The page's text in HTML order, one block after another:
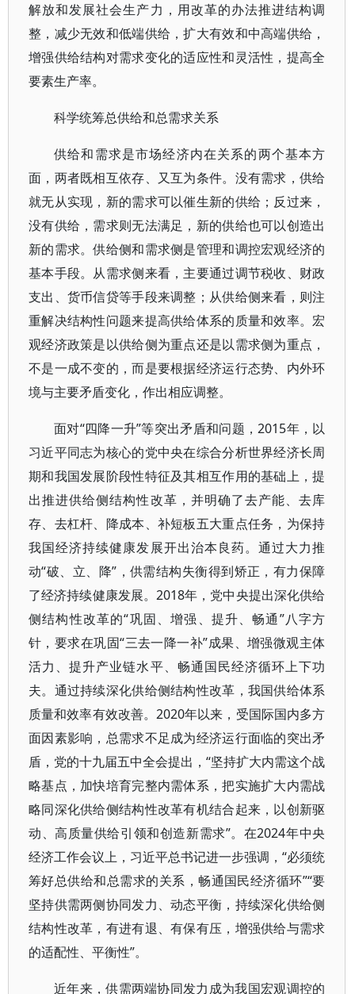
解放和发展社会生产力，用改革的办法推进结构调
整，减少无效和低端供给，扩大有效和中高端供给，
增强供给结构对需求变化的适应性和灵活性，提高全
要素生产率。
科学统筹总供给和总需求关系
供给和需求是市场经济内在关系的两个基本方
面，两者既相互依存、又互为条件。没有需求，供给
就无从实现，新的需求可以催生新的供给；反过来，
没有供给，需求则无法满足，新的供给也可以创造出
新的需求。供给侧和需求侧是管理和调控宏观经济的
基本手段。从需求侧来看，主要通过调节税收、财政
支出、货币信贷等手段来调整；从供给侧来看，则注
重解决结构性问题来提高供给体系的质量和效率。宏
观经济政策是以供给侧为重点还是以需求侧为重点，
不是一成不变的，而是要根据经济运行态势、内外环
境与主要矛盾变化，作出相应调整。
面对“四降一升”等突出矛盾和问题，2015年，以
习近平同志为核心的党中央在综合分析世界经济长周
期和我国发展阶段性特征及其相互作用的基础上，提
出推进供给侧结构性改革，并明确了去产能、去库
存、去杠杆、降成本、补短板五大重点任务，为保持
我国经济持续健康发展开出治本良药。通过大力推
动“破、立、降”，供需结构失衡得到矫正，有力保障
了经济持续健康发展。2018年，党中央提出深化供给
侧结构性改革的“巩固、增强、提升、畅通”八字方
针，要求在巩固“三去一降一补”成果、增强微观主体
活力、提升产业链水平、畅通国民经济循环上下功
夫。通过持续深化供给侧结构性改革，我国供给体系
质量和效率有效改善。2020年以来，受国际国内多方
面因素影响，总需求不足成为经济运行面临的突出矛
盾，党的十九届五中全会提出，“坚持扩大内需这个战
略基点，加快培育完整内需体系，把实施扩大内需战
略同深化供给侧结构性改革有机结合起来，以创新驱
动、高质量供给引领和创造新需求”。在2024年中央
经济工作会议上，习近平总书记进一步强调，“必须统
筹好总供给和总需求的关系，畅通国民经济循环”“要
坚持供需两侧协同发力、动态平衡，持续深化供给侧
结构性改革，有进有退、有保有压，增强供给与需求
的适配性、平衡性”。
近年来，供需两端协同发力成为我国宏观调控的